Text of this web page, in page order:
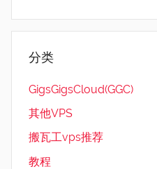
分类
GigsGigsCloud(GGC)
其他VPS
搬瓦工vps推荐
教程